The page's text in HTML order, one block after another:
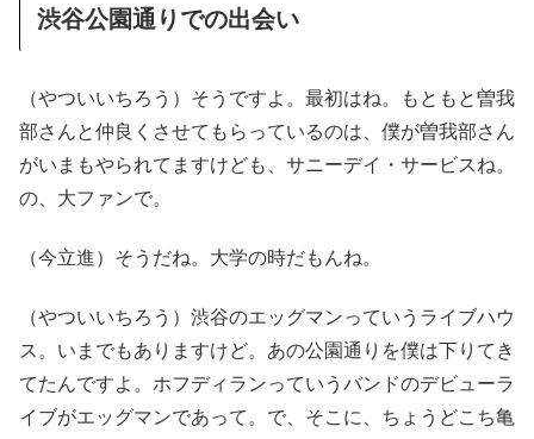
渋谷公園通りでの出会い
（やついいちろう）そうですよ。最初はね。もともと曽我
部さんと仲良くさせてもらっているのは、僕が曽我部さん
がいまもやられてますけども、サニーデイ・サービスね。
の、大ファンで。
（今立進）そうだね。大学の時だもんね。
（やついいちろう）渋谷のエッグマンっていうライブハウ
ス。いまでもありますけど。あの公園通りを僕は下りてき
てたんですよ。ホフディランっていうバンドのデビューラ
イブがエッグマンであって。で、そこに、ちょうどこち亀